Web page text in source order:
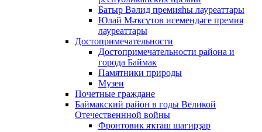
Батыр Вәлид премияһы лауреаттары
Юлай Мәҡсүтов исемендәге премия
лауреаттары
Достопримечательности
Достопримечательности района и
города Баймак
Памятники природы
Музеи
Почетные граждане
Баймакский район в годы Великой
Отечественнной войны
Фронтовик яҡташ шағирҙар